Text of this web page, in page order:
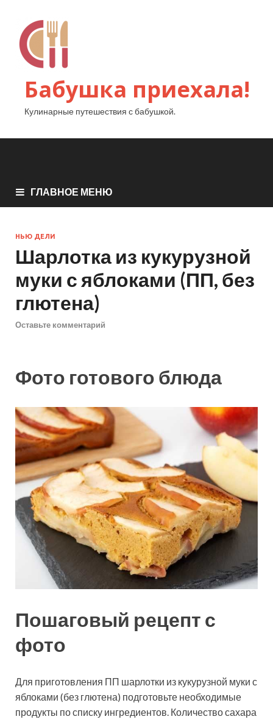
Бабушка приехала!
Кулинарные путешествия с бабушкой.
ГЛАВНОЕ МЕНЮ
НЬЮ ДЕЛИ
Шарлотка из кукурузной
муки с яблоками (ПП, без
глютена)
Оставьте комментарий
Фото готового блюда
Пошаговый рецепт с
фото
Для приготовления ПП шарлотки из кукурузной муки с
яблоками (без глютена) подготовьте необходимые
продукты по списку ингредиентов. Количество сахара